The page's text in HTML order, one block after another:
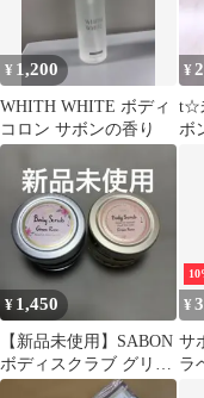
¥ 1,200
WHITH WHITE ボディ
コロン サボンの香り
¥
t☆
ボ
¥ 1,450
【新品未使用】SABON
ボディスクラブ グリー
ンローズ 2個セット
¥
サ
ラ